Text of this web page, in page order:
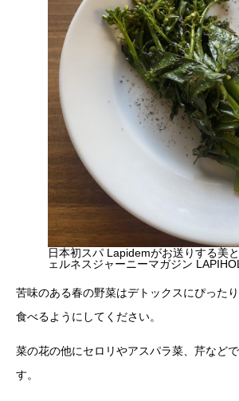
日本初スパ Lapidemがお送りする美
ェルネスジャーニーマガジン
苦味のある春の野菜はデトックスにぴった
食べるようにしてください。
菜の花の他にセロリやアスパラ菜、芹など
す。